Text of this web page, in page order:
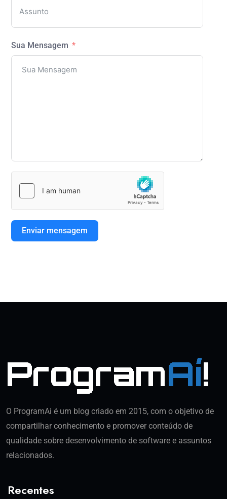
Sua Mensagem
Enviar mensagem
O ProgramAi é um blog criado em 2015, com o objetivo de
compartilhar conhecimento e promover conteúdo de
qualidade sobre desenvolvimento de software e assuntos
relacionados.
Recentes